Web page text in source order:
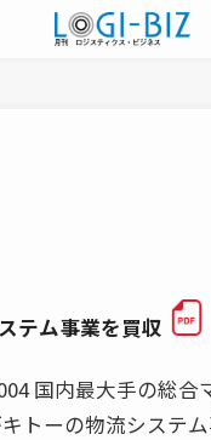
テム事業を買収
国内最大手の総合
トーの物流システ